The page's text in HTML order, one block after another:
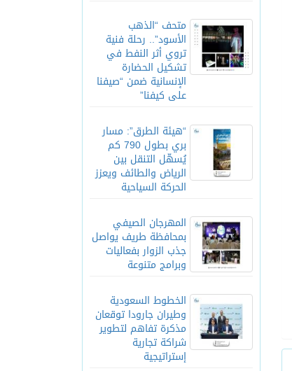
متحف “الذهب
الأسود”.. رحلة فنية
تروي أثر النفط في
تشكيل الحضارة
الإنسانية ضمن “صيفنا
على كيفنا”
“هيئة الطرق”: مسار
بري بطول 790 كم
يُسهّل التنقل بين
الرياض والطائف ويعزز
الحركة السياحية
المهرجان الصيفي
بمحافظة طريف يواصل
جذب الزوار بفعاليات
وبرامج متنوعة
الخطوط السعودية
وطيران جارودا توقعان
مذكرة تفاهم لتطوير
شراكة تجارية
إستراتيجية